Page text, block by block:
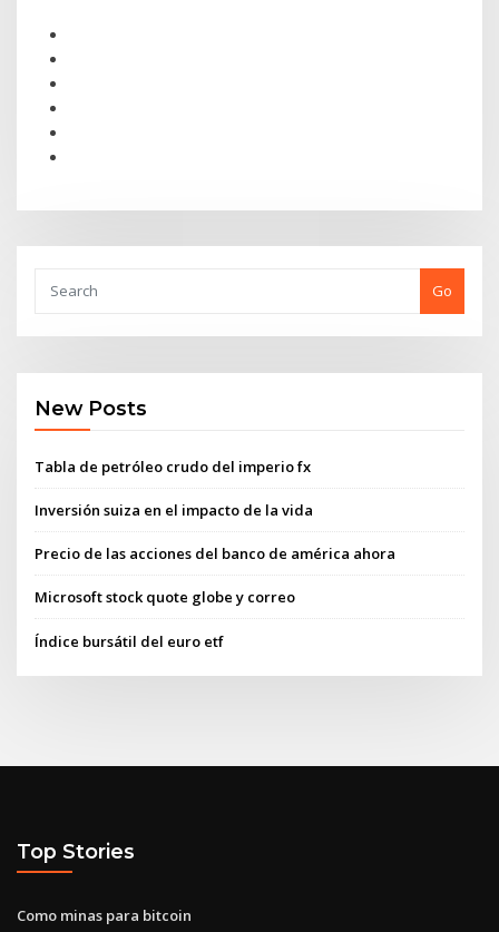
Go
New Posts
Tabla de petróleo crudo del imperio fx
Inversión suiza en el impacto de la vida
Precio de las acciones del banco de américa ahora
Microsoft stock quote globe y correo
Índice bursátil del euro etf
Top Stories
Como minas para bitcoin